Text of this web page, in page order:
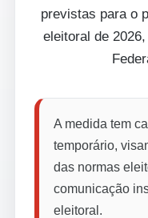
previstas para o
eleitoral de
A medida tem
temporário,
das normas
comunicação
eleitoral.